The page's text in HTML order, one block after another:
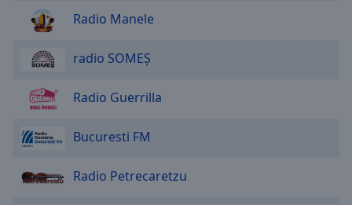
Radio Manele
radio SOMEȘ
Radio Guerrilla
Bucuresti FM
Radio Petrecaretzu